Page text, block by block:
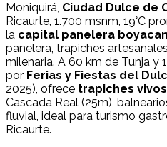
Moniquirá, Ciudad Dulce de
Ricaurte, 1.700 msnm, 19°C
la capital panelera
panelera, trapiches
milenaria. A 60 km de Tunja
por Ferias y Fiestas del
2025), ofrece trapiches vivos
Cascada Real (25m),
fluvial, ideal para turismo
Ricaurte.